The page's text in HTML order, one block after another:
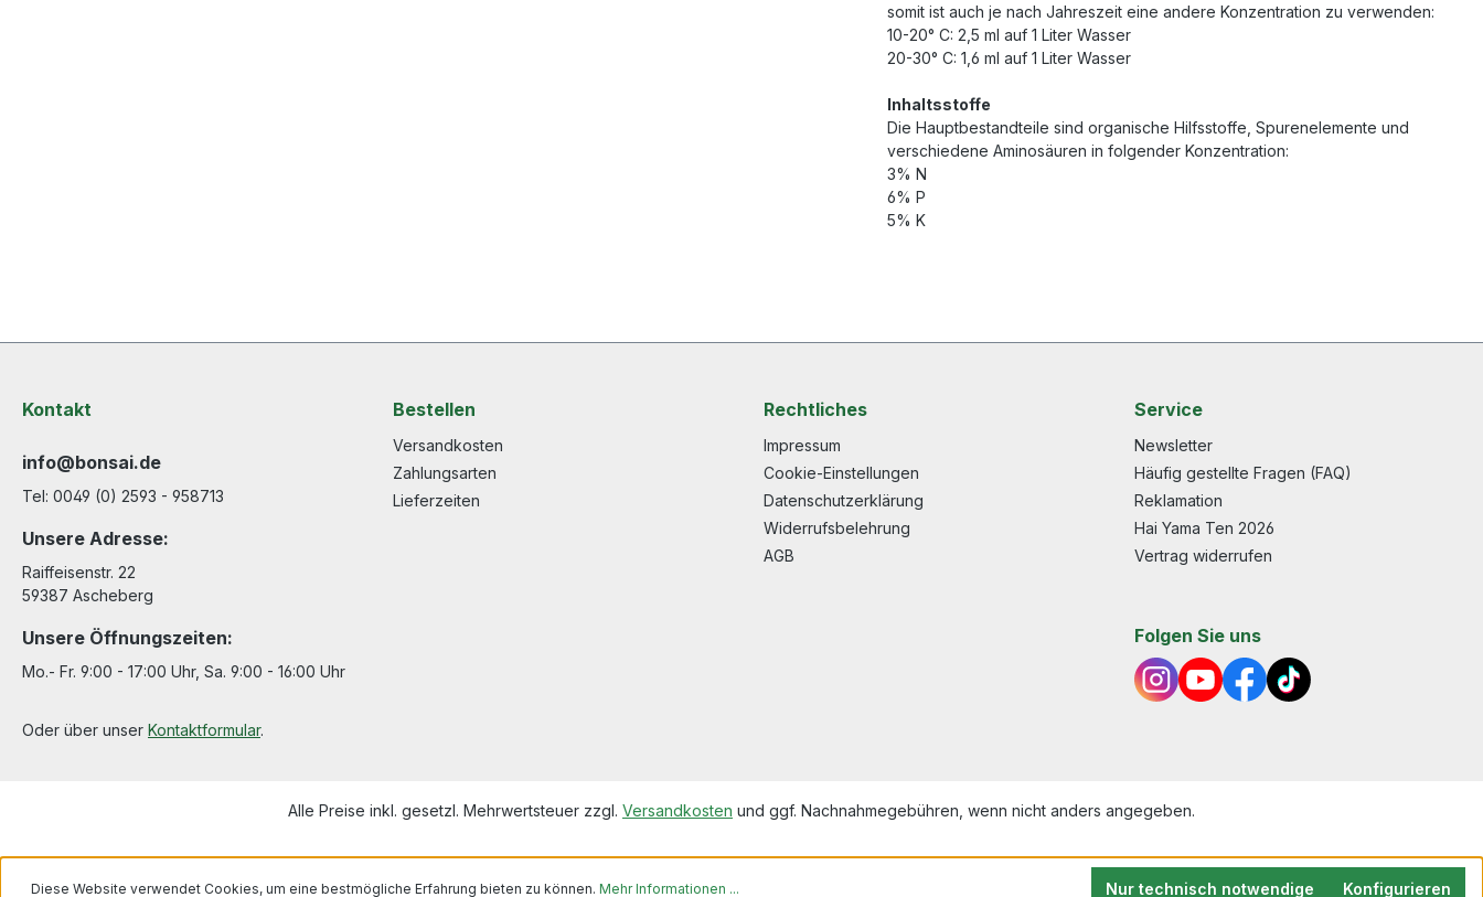
somit ist auch je nach Jahreszeit eine andere Konzentration zu verwenden:
10-20° C: 2,5 ml auf 1 Liter Wasser
20-30° C: 1,6 ml auf 1 Liter Wasser
Inhaltsstoffe
Die Hauptbestandteile sind organische Hilfsstoffe, Spurenelemente und
verschiedene Aminosäuren in folgender Konzentration:
3% N
6% P
5% K
Kontakt
info@bonsai.de
Tel: 0049 (0) 2593 - 958713
Unsere Adresse:
Raiffeisenstr. 22
59387 Ascheberg
Unsere Öffnungszeiten:
Mo.- Fr. 9:00 - 17:00 Uhr, Sa. 9:00 - 16:00 Uhr
Oder über unser Kontaktformular.
Bestellen
Versandkosten
Zahlungsarten
Lieferzeiten
Rechtliches
Impressum
Cookie-Einstellungen
Datenschutzerklärung
Widerrufsbelehrung
AGB
Service
Newsletter
Häufig gestellte Fragen (FAQ)
Reklamation
Hai Yama Ten 2026
Vertrag widerrufen
Folgen Sie uns
Alle Preise inkl. gesetzl. Mehrwertsteuer zzgl. Versandkosten und ggf. Nachnahmegebühren, wenn nicht anders angegeben.
Diese Website verwendet Cookies, um eine bestmögliche Erfahrung bieten zu können. Mehr Informationen ... Nur technisch notwendige Konfigurieren